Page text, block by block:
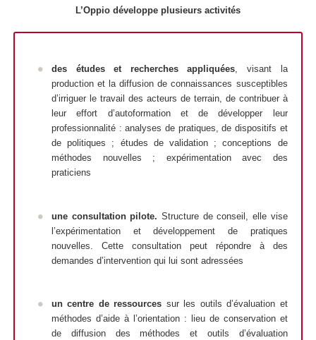
L’Oppio développe plusieurs activités
des études et recherches appliquées, visant la
production et la diffusion de connaissances susceptibles
d’irriguer le travail des acteurs de terrain, de contribuer à
leur effort d’autoformation et de développer leur
professionnalité : analyses de pratiques, de dispositifs et
de politiques ; études de validation ; conceptions de
méthodes nouvelles ; expérimentation avec des
praticiens
une consultation pilote. Structure de conseil, elle vise
l’expérimentation et développement de pratiques
nouvelles. Cette consultation peut répondre à des
demandes d’intervention qui lui sont adressées
un centre de ressources sur les outils d’évaluation et
méthodes d’aide à l’orientation : lieu de conservation et
de diffusion des méthodes et outils d’évaluation